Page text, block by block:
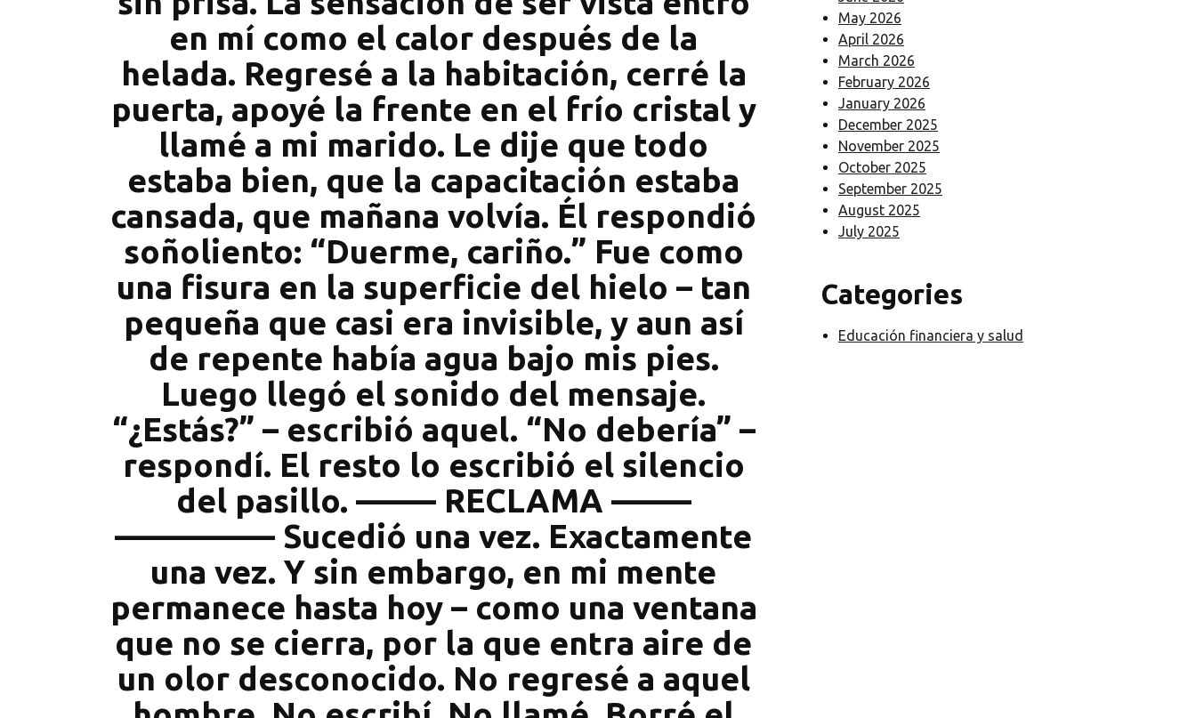
en mí como el calor después de la
helada. Regresé a la habitación, cerré la
puerta, apoyé la frente en el frío cristal y
llamé a mi marido. Le dije que todo
estaba bien, que la capacitación estaba
cansada, que mañana volvía. Él respondió
soñoliento: “Duerme, cariño.” Fue como
una fisura en la superficie del hielo – tan
pequeña que casi era invisible, y aun así
de repente había agua bajo mis pies.
Luego llegó el sonido del mensaje.
“¿Estás?” – escribió aquel. “No debería” –
respondí. El resto lo escribió el silencio
del pasillo. ––––– RECLAMA –––––
–––––––––– Sucedió una vez. Exactamente
una vez. Y sin embargo, en mi mente
permanece hasta hoy – como una ventana
que no se cierra, por la que entra aire de
un olor desconocido. No regresé a aquel
May 2026
April 2026
March 2026
February 2026
January 2026
December 2025
November 2025
October 2025
September 2025
August 2025
July 2025
Categories
Educación financiera y salud